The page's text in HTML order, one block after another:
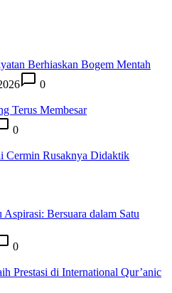
Berhiaskan Bogem Mentah
0
Terus Membesar
0
Cermin Rusaknya Didaktik
Bersuara dalam Satu
0
Prestasi di International Qur’anic